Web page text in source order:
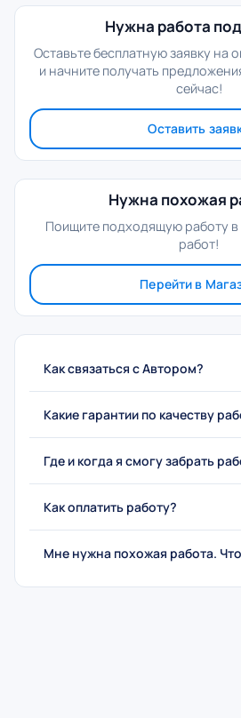
Нужна работа
Оставьте бесплатную заявку на
и начните получать
сейчас!
Оставить
Нужна похожая
Поищите подходящую работу в
работ!
Перейти в
Как связаться с Автором?
Какие гарантии по качеству
Где и когда я смогу забрать
Как оплатить работу?
Мне нужна похожая работа.